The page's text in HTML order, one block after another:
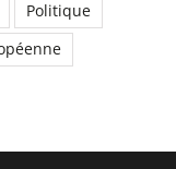
Politique